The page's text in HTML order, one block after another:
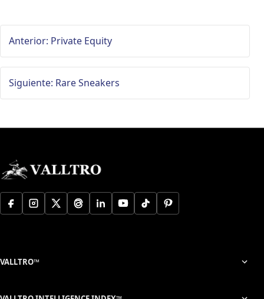
Anterior: Private Equity
Siguiente: Rare Sneakers
VALLTRO™